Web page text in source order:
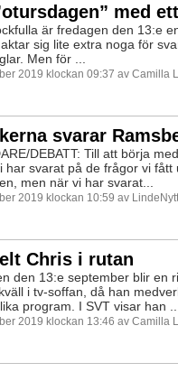
med
är fredagen den 13:e
sig lite extra noga för
Men för ...
2019 klockan 09:37 av Camilla
svarar
DEBATT: Till att börja
har svarat på de frågor vi fått
men när vi har svarat...
2019 klockan 10:59 av
Chris i rutan
den 13:e september blir en
i tv-soffan, då han
program. I SVT visar han
2019 klockan 13:46 av Camilla